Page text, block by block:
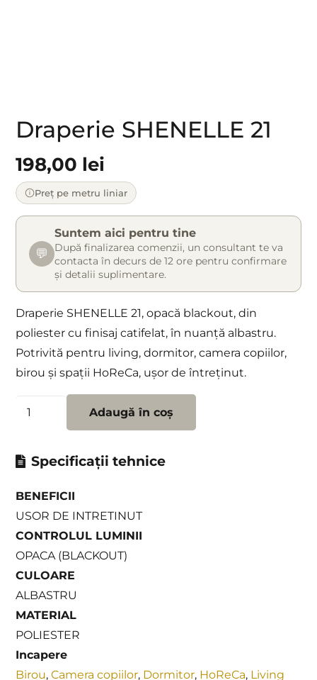
Draperie SHENELLE 21
198,00 lei
Preț pe metru liniar
💬
Suntem aici pentru tine
După finalizarea comenzii, un consultant te va
contacta în decurs de 12 ore pentru confirmare
și detalii suplimentare.
Draperie SHENELLE 21, opacă blackout, din
poliester cu finisaj catifelat, în nuanță albastru.
Potrivită pentru living, dormitor, camera copiilor,
birou și spații HoReCa, ușor de întreținut.
21
Adaugă în coș
Specificații tehnice
BENEFICII
USOR DE INTRETINUT
CONTROLUL LUMINII
OPACA (BLACKOUT)
CULOARE
ALBASTRU
MATERIAL
POLIESTER
Incapere
Birou,Camera copiilor, Dormitor, HoReCa, Living